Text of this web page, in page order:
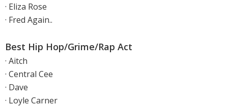
· Eliza Rose
· Fred Again..
Best Hip Hop/Grime/Rap Act
· Aitch
· Central Cee
· Dave
· Loyle Carner